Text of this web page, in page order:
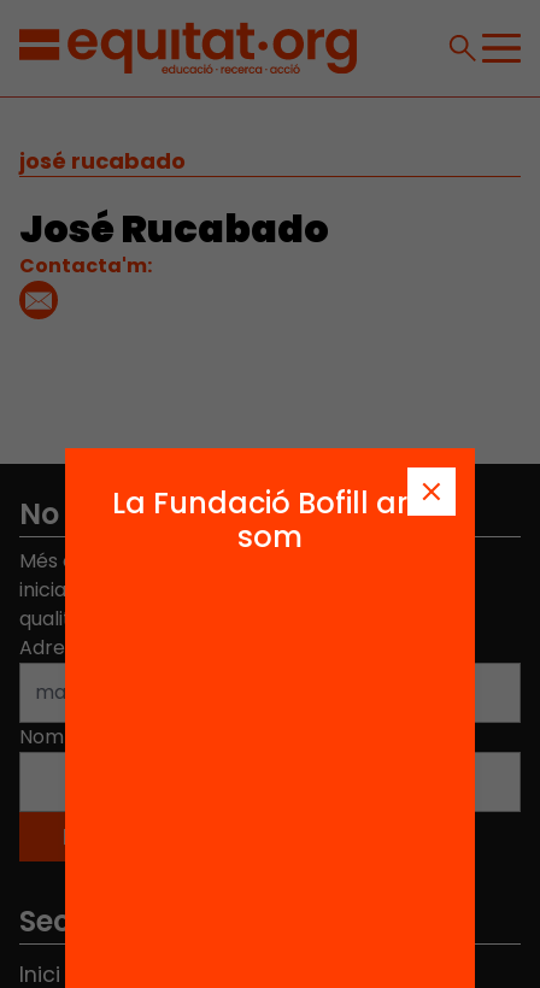
josé rucabado
José Rucabado
Contacta'm:
No et perdis res
Més de 40.000 persones ja han triat Equitat. Rep
iniciatives, propostes i projectes per millorar la
qualitat de l'educació a Catalunya.
Adreça electrònica
Nom
Seccions
Inici
La Fundació Bofill ara
som